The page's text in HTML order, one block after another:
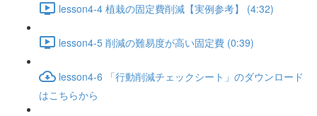
lesson4-4 植栽の固定費削減【実例参考】 (4:32)
lesson4-5 削減の難易度が高い固定費 (0:39)
lesson4-6 「行動削減チェックシート」のダウンロード
はこちらから